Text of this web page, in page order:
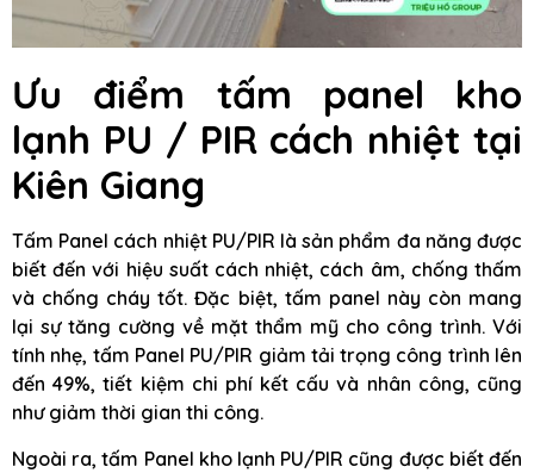
Ưu điểm tấm panel kho
lạnh PU / PIR cách nhiệt tại
Kiên Giang
Tấm Panel cách nhiệt PU/PIR là sản phẩm đa năng được
biết đến với hiệu suất cách nhiệt, cách âm, chống thấm
và chống cháy tốt. Đặc biệt, tấm panel này còn mang
lại sự tăng cường về mặt thẩm mỹ cho công trình. Với
tính nhẹ, tấm Panel PU/PIR giảm tải trọng công trình lên
đến 49%, tiết kiệm chi phí kết cấu và nhân công, cũng
như giảm thời gian thi công.
Ngoài ra, tấm Panel kho lạnh PU/PIR cũng được biết đến